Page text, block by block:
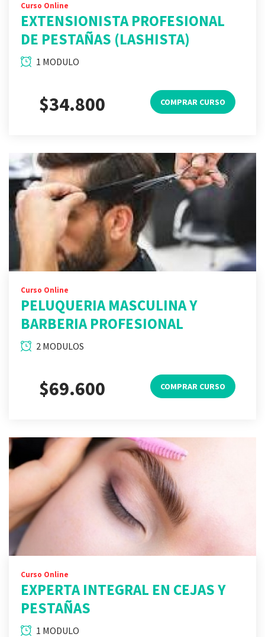
Curso Online
EXTENSIONISTA PROFESIONAL
DE PESTAÑAS (LASHISTA)
1 MODULO
$34.800 COMPRAR CURSO
Curso Online
PELUQUERIA MASCULINA Y
BARBERIA PROFESIONAL
2 MODULOS
$69.600 COMPRAR CURSO
Curso Online
EXPERTA INTEGRAL EN CEJAS Y
PESTAÑAS
1 MODULO